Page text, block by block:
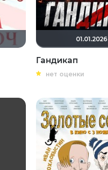
01.01.2026
Гандикап
нет оценки